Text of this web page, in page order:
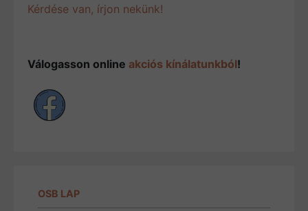
OSB LAP
Kérdése van, írjon nekünk!
Válogasson online akciós kínálatunkból!